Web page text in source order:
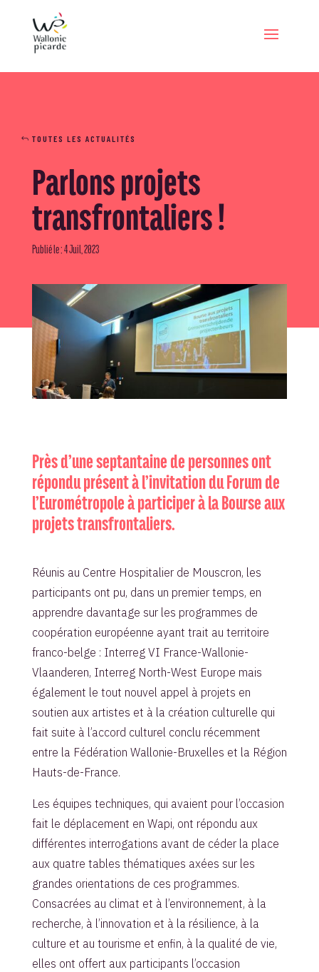
TOUTES LES ACTUALITÉS
Parlons projets
transfrontaliers !
Publié le : 4 Juil, 2023
Près d’une septantaine de personnes ont
répondu présent à l’invitation du Forum de
l’Eurométropole à participer à la Bourse aux
projets transfrontaliers.
Réunis au Centre Hospitalier de Mouscron, les
participants ont pu, dans un premier temps, en
apprendre davantage sur les programmes de
coopération européenne ayant trait au territoire
franco-belge : Interreg VI France-Wallonie-
Vlaanderen, Interreg North-West Europe mais
également le tout nouvel appel à projets en
soutien aux artistes et à la création culturelle qui
fait suite à l’accord culturel conclu récemment
entre la Fédération Wallonie-Bruxelles et la Région
Hauts-de-France.
Les équipes techniques, qui avaient pour l’occasion
fait le déplacement en Wapi, ont répondu aux
différentes interrogations avant de céder la place
aux quatre tables thématiques axées sur les
grandes orientations de ces programmes.
Consacrées au climat et à l’environnement, à la
recherche, à l’innovation et à la résilience, à la
culture et au tourisme et enfin, à la qualité de vie,
elles ont offert aux participants l’occasion